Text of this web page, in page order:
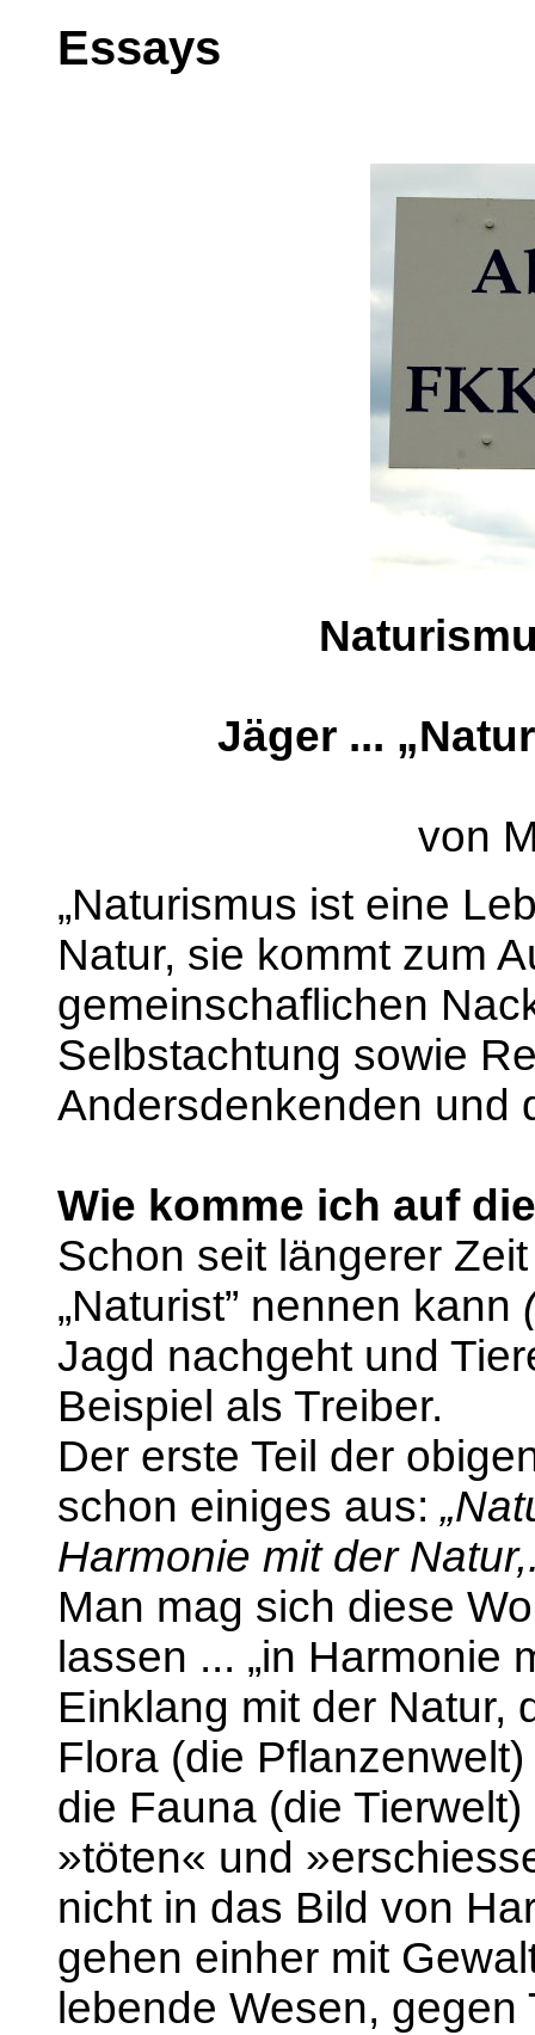
Essays
Jäger ...
von
„Naturismus ist eine
Natur, sie kommt zum
gemeinschaflichen
Selbstachtung sowie
Andersdenkenden und
Wie komme ich auf
Schon seit längerer
„Naturist” nennen kann
Jagd nachgeht und
Beispiel als Treiber.
Der erste Teil der
schon einiges aus:
Harmonie mit der
Man mag sich diese
lassen ... „in Harmonie
Einklang mit der Natur,
Flora (die
die Fauna (die
»töten« und
nicht in das Bild von
gehen einher mit
lebende Wesen, gegen